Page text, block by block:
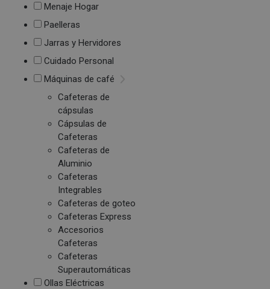
Menaje Hogar
Paelleras
Jarras y Hervidores
Cuidado Personal
Máquinas de café
Cafeteras de
cápsulas
Cápsulas de
Cafeteras
Cafeteras de
Aluminio
Cafeteras
Integrables
Cafeteras de goteo
Cafeteras Express
Accesorios
Cafeteras
Cafeteras
Superautomáticas
Ollas Eléctricas